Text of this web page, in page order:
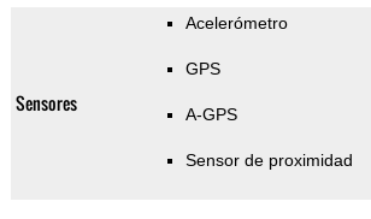
Sensores
Acelerómetro
GPS
A-GPS
Sensor de proximidad